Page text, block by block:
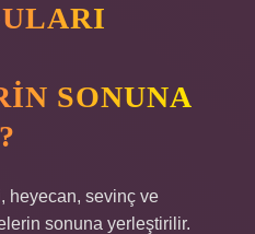
SONUNA
heyecan, sevinç ve
sonuna yerleştirilir.